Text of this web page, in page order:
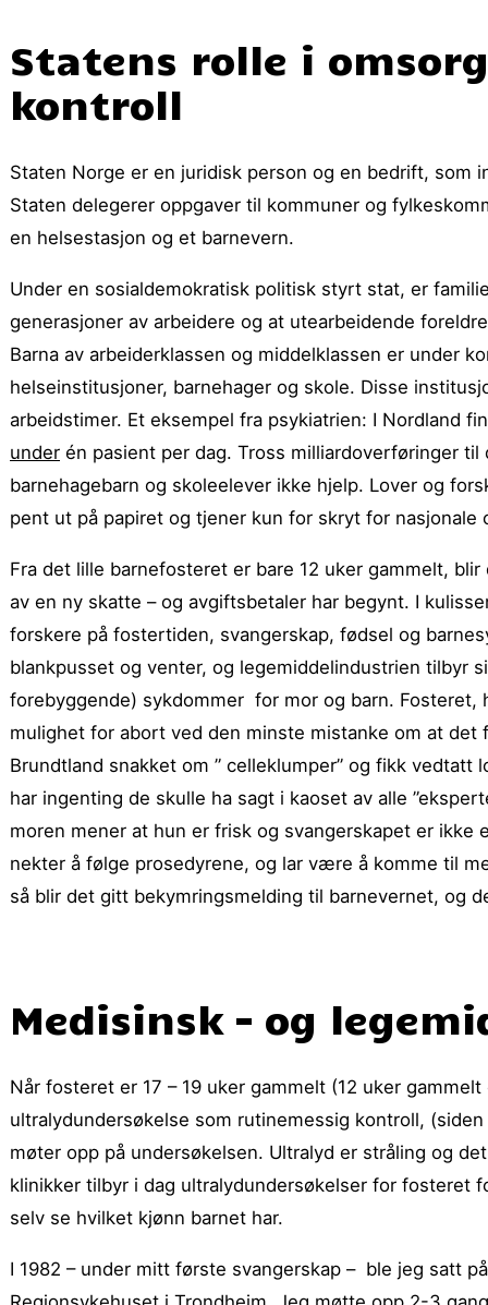
Statens rolle i
kontroll
Staten Norge er en juridisk person og en bedrift,
Staten delegerer oppgaver til kommuner og
en helsestasjon og et barnevern.
Under en sosialdemokratisk politisk styrt stat, er
generasjoner av arbeidere og at utearbeidende
Barna av arbeiderklassen og middelklassen er under
helseinstitusjoner, barnehager og skole. Disse
arbeidstimer. Et eksempel fra psykiatrien: I Nordland
under én pasient per dag. Tross milliardoverføringer
barnehagebarn og skoleelever ikke hjelp. Lover og
pent ut på papiret og tjener kun for skryt for
Fra det lille barnefosteret er bare 12 uker gammelt,
av en ny skatte – og avgiftsbetaler har begynt. I
forskere på fostertiden, svangerskap, fødsel og
blankpusset og venter, og legemiddelindustrien tilbyr
forebyggende) sykdommer for mor og barn.
mulighet for abort ved den minste mistanke om at det
Brundtland snakket om ” celleklumper” og fikk
har ingenting de skulle ha sagt i kaoset av alle
moren mener at hun er frisk og svangerskapet er
nekter å følge prosedyrene, og lar være å komme til
så blir det gitt bekymringsmelding til barnevernet, og
Medisinsk – og
Når fosteret er 17 – 19 uker gammelt (12 uker
ultralydundersøkelse som rutinemessig kontroll,
møter opp på undersøkelsen. Ultralyd er stråling og
klinikker tilbyr i dag ultralydundersøkelser for fosteret
selv se hvilket kjønn barnet har.
I 1982 – under mitt første svangerskap – ble jeg satt